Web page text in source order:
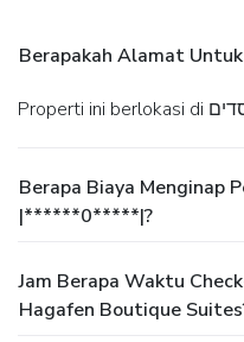
Berapakah Alamat
Berapa Biaya Menginap
|******0*****|?
Jam Berapa Waktu
Hagafen Boutique